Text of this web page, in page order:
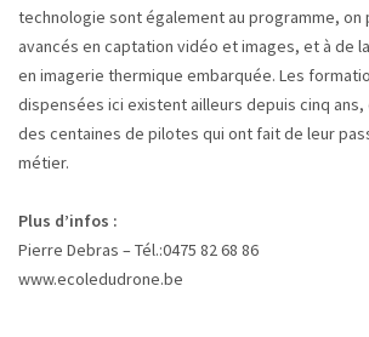
technologie sont également au programme, on
avancés en captation vidéo et images, et à de
en imagerie thermique embarquée. Les
dispensées ici existent ailleurs depuis cinq
des centaines de pilotes qui ont fait de leur
métier.
Plus d’infos :
Pierre Debras – Tél.:0475 82 68 86
www.ecoledudrone.be